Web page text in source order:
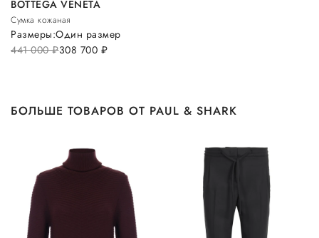
BOTTEGA VENETA
Сумка кожаная
441 000руб.308 700 руб.
Размеры:Один размер
БОЛЬШЕ ТОВАРОВ ОТ PAUL & SHARK